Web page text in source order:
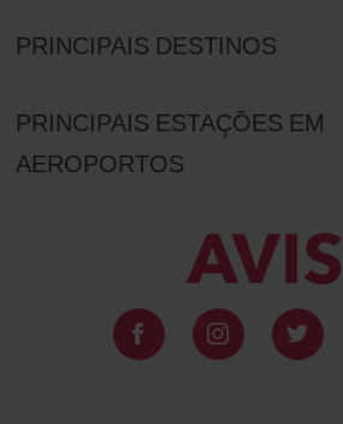
PRINCIPAIS DESTINOS
PRINCIPAIS ESTAÇÕES EM
AEROPORTOS